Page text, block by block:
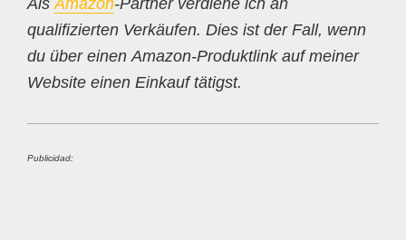
qualifizierten Verkäufen. Dies ist der Fall, wenn
du über einen Amazon-Produktlink auf meiner
Website einen Einkauf tätigst.
Publicidad: